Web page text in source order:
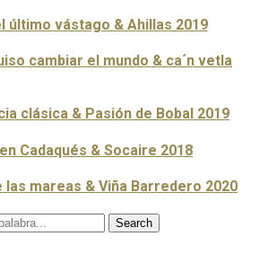
último vástago & Ahillas 2019
cambiar el mundo & ca´n vetla
clásica & Pasión de Bobal 2019
Cadaqués & Socaire 2018
las mareas & Viña Barredero 2020
Search